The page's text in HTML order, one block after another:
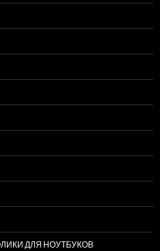
ДЛЯ НОУТБУКОВ